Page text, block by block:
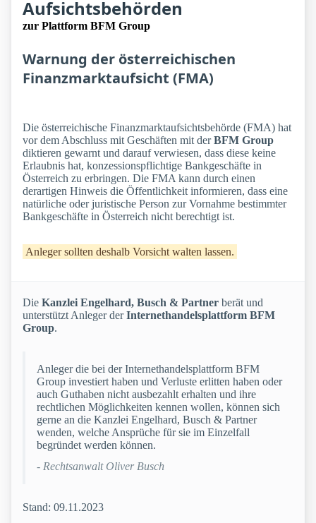
Aufsichtsbehörden
zur Plattform BFM Group
Warnung der österreichischen
Finanzmarktaufsicht (FMA)
Die österreichische Finanzmarktaufsichtsbehörde (FMA) hat
vor dem Abschluss mit Geschäften mit derBFM Group
diktieren gewarnt und darauf verwiesen, dass diese keine
Erlaubnis hat, konzessionspflichtige Bankgeschäfte in
Österreich zu erbringen. Die FMA kann durch einen
derartigen Hinweis die Öffentlichkeit informieren, dass eine
natürliche oder juristische Person zur Vornahme bestimmter
Bankgeschäfte in Österreich nicht berechtigt ist.
Anleger sollten deshalb Vorsicht walten lassen.
Die Kanzlei Engelhard, Busch & Partner berät und
unterstützt Anleger derInternethandelsplattform BFM
Group.
Anleger die bei der Internethandelsplattform BFM
Group investiert haben und Verluste erlitten haben oder
auch Guthaben nicht ausbezahlt erhalten und ihre
rechtlichen Möglichkeiten kennen wollen, können sich
gerne an die Kanzlei Engelhard, Busch & Partner
wenden, welche Ansprüche für sie im Einzelfall
begründet werden können.
- Rechtsanwalt Oliver Busch
Stand: 09.11.2023